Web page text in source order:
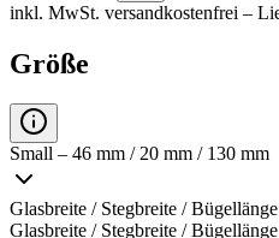
inkl. MwSt. versandkostenfrei –
Größe
Small – 46 mm / 20 mm / 130 mm
Glasbreite / Stegbreite / Bügellänge
Glasbreite / Stegbreite / Bügellänge